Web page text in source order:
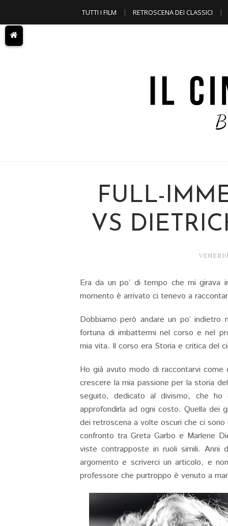
TUTTI I FILM RETROSCENA DEI CLASSICI
FULL-
VS
Era da un po’ di tempo che mi girava
momento è arrivato ci tenevo a
Dobbiamo però andare un po’ indietro
fortuna di imbattermi nel corso e nel
mia vita. Il corso era Storia e critica del
Ho già avuto modo di raccontarvi
crescere la mia passione per la storia
seguito, dedicato al divismo, che ho
approfondirla ad ogni costo. Quella dei
dei retroscena a volte oscuri che ci
confronto tra Greta Garbo e Marlene
viste contrapposte in ruoli simili. Anni
argomento e scriverci un articolo, e
professore che purtroppo è venuto a